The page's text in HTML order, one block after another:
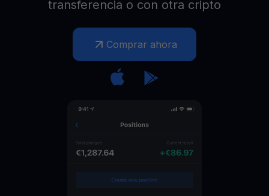
transferencia o con otra cripto
Comprar ahora